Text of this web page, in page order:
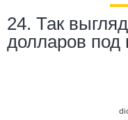
24. Так
долларов под